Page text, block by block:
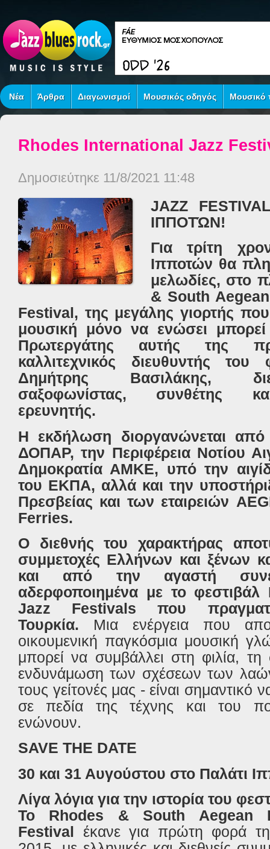
Νέα Άρθρα Διαγωνισμοί Μουσικός οδηγός Μουσικό
Rhodes International Jazz
Δημοσιεύτηκε 11/8/2021 11:48
JAZZ
ΙΠΠΟΤΏΝ!
Για τρίτη
Ιπποτών θα
μελωδίες, στο
& South
Festival, της μεγάλης γιορτής που
μουσική μόνο να ενώσει
Πρωτεργάτης αυτής της
καλλιτεχνικός διευθυντής του
Δημήτρης Βασιλάκης,
σαξοφωνίστας, συνθέτης
ερευνητής.
Η εκδήλωση διοργανώνεται
ΔΟΠΑΡ, την Περιφέρεια Νοτίου
Δημοκρατία ΑΜΚΕ, υπό την
του ΕΚΠΑ, αλλά και την
Πρεσβείας και των εταιρειών
Ferries.
Ο διεθνής του χαρακτήρας
συμμετοχές Ελλήνων και ξένων
και από την αγαστή
αδερφοποιημένα με το
Jazz Festivals που
Τουρκία. Μια ενέργεια που
οικουμενική παγκόσμια μουσική
μπορεί να συμβάλλει στη φιλία, τη
ενδυνάμωση των σχέσεων των
τους γείτονές μας - είναι σημαντικό
σε πεδία της τέχνης και του
ενώνουν.
SAVE THE DATE
30 και 31 Αυγούστου στο Παλάτι
Λίγα λόγια για την ιστορία του
Το Rhodes & South Aegean
Festival έκανε για πρώτη φορά